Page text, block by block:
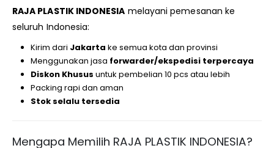
RAJA PLASTIK INDONESIA melayani pemesanan ke
seluruh Indonesia:
Kirim dari Jakarta ke semua kota dan provinsi
Menggunakan jasa forwarder/ekspedisi terpercaya
Diskon Khusus untuk pembelian 10 pcs atau lebih
Packing rapi dan aman
Stok selalu tersedia
Mengapa Memilih RAJA PLASTIK INDONESIA?